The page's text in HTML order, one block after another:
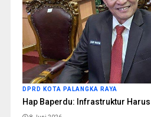
DPRD KOTA PALANGKA RAYA
Hap Baperdu: Infrastruktur